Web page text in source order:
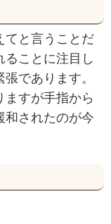
てと言うことだ
ことに注目し
であります。
すが手指から
和されたのが今